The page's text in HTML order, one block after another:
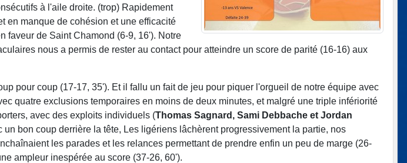
à l'aile droite. (trop) Rapidement
en manque de cohésion et une efficacité
faveur de Saint Chamond (6-9, 16'). Notre
nous a permis de rester au contact pour atteindre un score de parité (16-16) aux
pour coup (17-17, 35'). Et il fallu un fait de jeu pour piquer l'orgueil de notre équipe avec
quatre exclusions temporaires en moins de deux minutes, et malgré une triple infériorité
avec des exploits individuels (Thomas Sagnard, Sami Debbache et Jordan
bon coup derrière la tête, Les ligériens lâchèrent progressivement la partie, nos
les parades et les relances permettant de prendre enfin un peu de marge (26-
ampleur inespérée au score (37-26, 60').